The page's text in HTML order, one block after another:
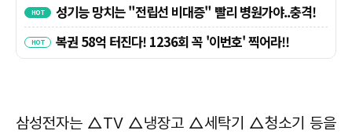
삼성전자는 △TV △냉장고 △세탁기 △청소기 등을